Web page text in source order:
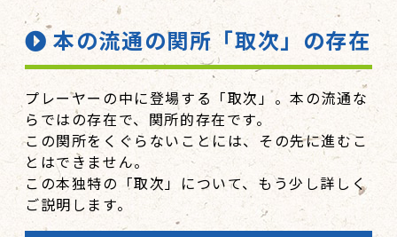
本の流通の関所「取次」の存在
プレーヤーの中に登場する「取次」。本の流通な
らではの存在で、関所的存在です。
この関所をくぐらないことには、その先に進むこ
とはできません。
この本独特の「取次」について、もう少し詳しく
ご説明します。